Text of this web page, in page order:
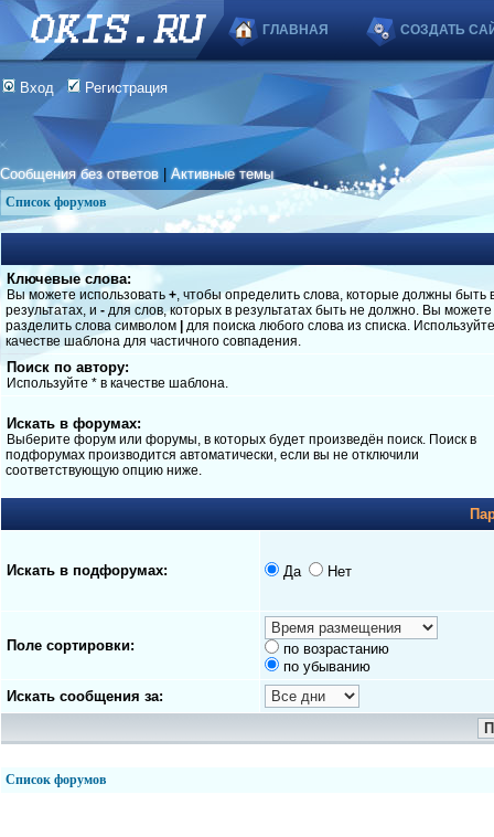
ГЛАВНАЯ СОЗДАТЬ
Вход Регистрация
Сообщения без ответов |Активные темы
Список форумов
Ключевые слова:
Вы можете использовать +, чтобы определить слова, которые должны быть
результатах, и - для слов, которых в результатах быть не должно. Вы можете
разделить слова символом
для поиска любого слова из списка.
качестве шаблона для частичного совпадения.
Поиск по автору:
Используйте * в качестве шаблона.
Искать в форумах:
Выберите форум или форумы, в которых будет произведён поиск. Поиск в
подфорумах производится автоматически, если вы не отключили
соответствующую опцию ниже.
Искать в подфорумах: Да Нет
Поле сортировки:
по возрастанию
по убыванию
Искать сообщения за:
Список форумов